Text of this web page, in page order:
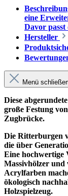
eine
Davor
Hersteller
Menü
Diese
große Festung
Zugbrücke.
Die Ritterburgen
die über
Eine hochwertige
Massivhölzer
Acrylfarben
ökologisch
Holzspielzeug.